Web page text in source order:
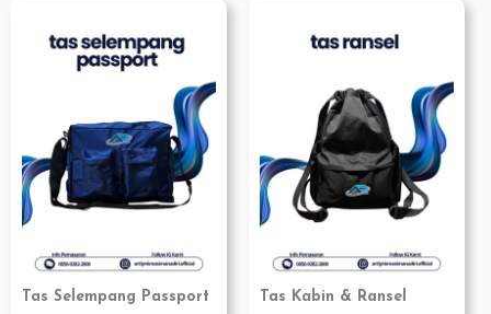
Tas Selempang Passport Tas Kabin & Ransel